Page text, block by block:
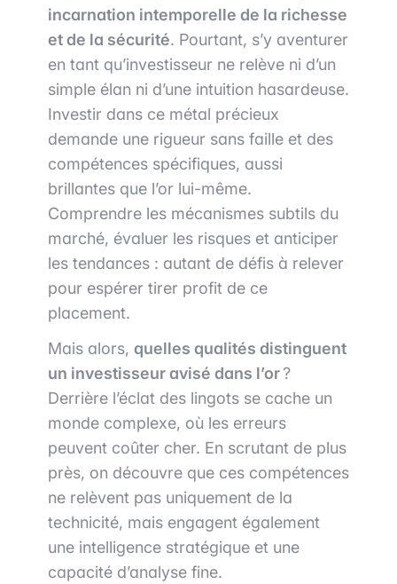
incarnation intemporelle de la richesse
et de la sécurité. Pourtant, s’y aventurer
en tant qu’investisseur ne relève ni d’un
simple élan ni d’une intuition hasardeuse.
Investir dans ce métal précieux
demande une rigueur sans faille et des
compétences spécifiques, aussi
brillantes que l’or lui-même.
Comprendre les mécanismes subtils du
marché, évaluer les risques et anticiper
les tendances : autant de défis à relever
pour espérer tirer profit de ce
placement.
Mais alors, quelles qualités distinguent
un investisseur avisé dans l’or?
Derrière l’éclat des lingots se cache un
monde complexe, où les erreurs
peuvent coûter cher. En scrutant de plus
près, on découvre que ces compétences
ne relèvent pas uniquement de la
technicité, mais engagent également
une intelligence stratégique et une
capacité d’analyse fine.